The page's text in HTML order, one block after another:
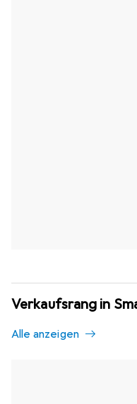
Verkaufsrang in
Alle anzeigen